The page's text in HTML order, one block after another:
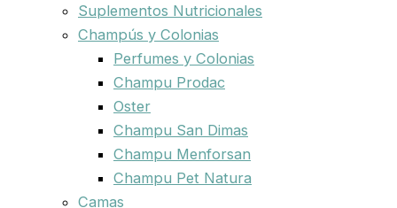
Suplementos Nutricionales
Champús y Colonias
Perfumes y Colonias
Champu Prodac
Oster
Champu San Dimas
Champu Menforsan
Champu Pet Natura
Camas